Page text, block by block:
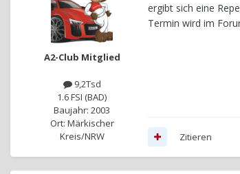
A2-Club Mitglied
9,2Tsd
1.6 FSI (BAD)
Baujahr: 2003
Ort: Märkischer
Kreis/NRW
ergibt sich eine
Termin wird im
Zitieren